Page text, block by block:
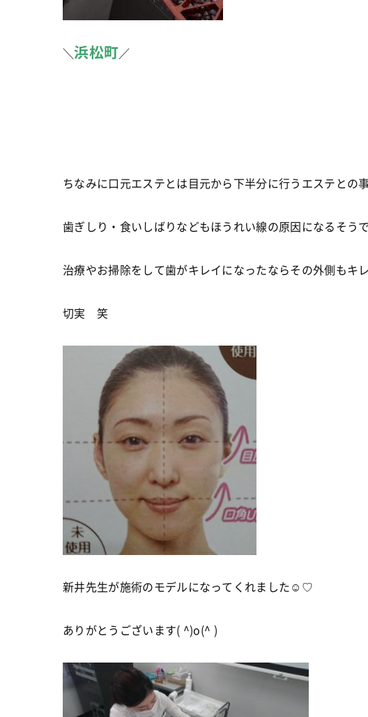
＼浜松町 ／
ちなみに口元エステとは目元から下半分に行うエステとの事
歯ぎしり・食いしばりなどもほうれい線の原因になるそう
治療やお掃除をして歯がキレイになったならその外側もキ
切実 笑
新井先生が施術のモデルになってくれました☺♡
ありがとうございます( ^)o(^ )